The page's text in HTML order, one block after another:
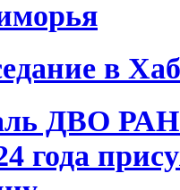
в
ДВО
года